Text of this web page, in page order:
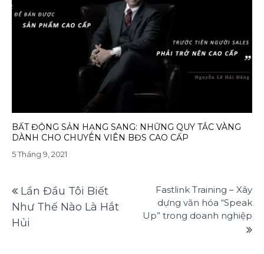
BẤT ĐỘNG SẢN HẠNG SANG: NHỮNG QUY TẮC VÀNG
DÀNH CHO CHUYÊN VIÊN BĐS CAO CẤP
5 Tháng 9, 2021
hướng
bài
Lần Đầu Tôi Biết
Như Thế Nào Là Hắt
Hủi
Fastlink Training – Xây
dựng văn hóa “Speak
Up” trong doanh nghiệp